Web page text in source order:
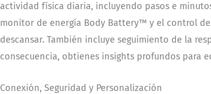
actividad física diaria, incluyendo pasos e
monitor de energía Body Battery™ y el control
descansar. También incluye seguimiento de la
consecuencia, obtienes insights profundos para
Conexión, Seguridad y Personalización